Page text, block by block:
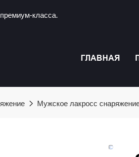
класса.
ГЛАВНАЯ
Мужское лакросс